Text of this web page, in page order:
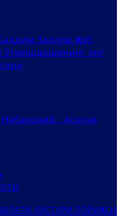
Заллум: Ҳизб
ўтмишдошининг энг
Асосчи
ДУСТУРИ ЛОЙИҲАСИ